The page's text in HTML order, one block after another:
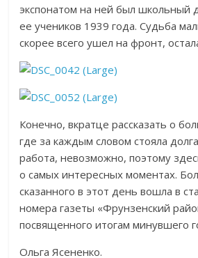
экспонатом на ней был школьный
ее учеников 1939 года. Судьба
скорее всего ушел на фронт,
Конечно, вкратце рассказать о
где за каждым словом стояла
работа, невозможно, поэтому
о самых интересных моментах.
сказанного в этот день вошла в
номера газеты «Фрунзенский
посвященного итогам минувшего
Ольга Ясененко.